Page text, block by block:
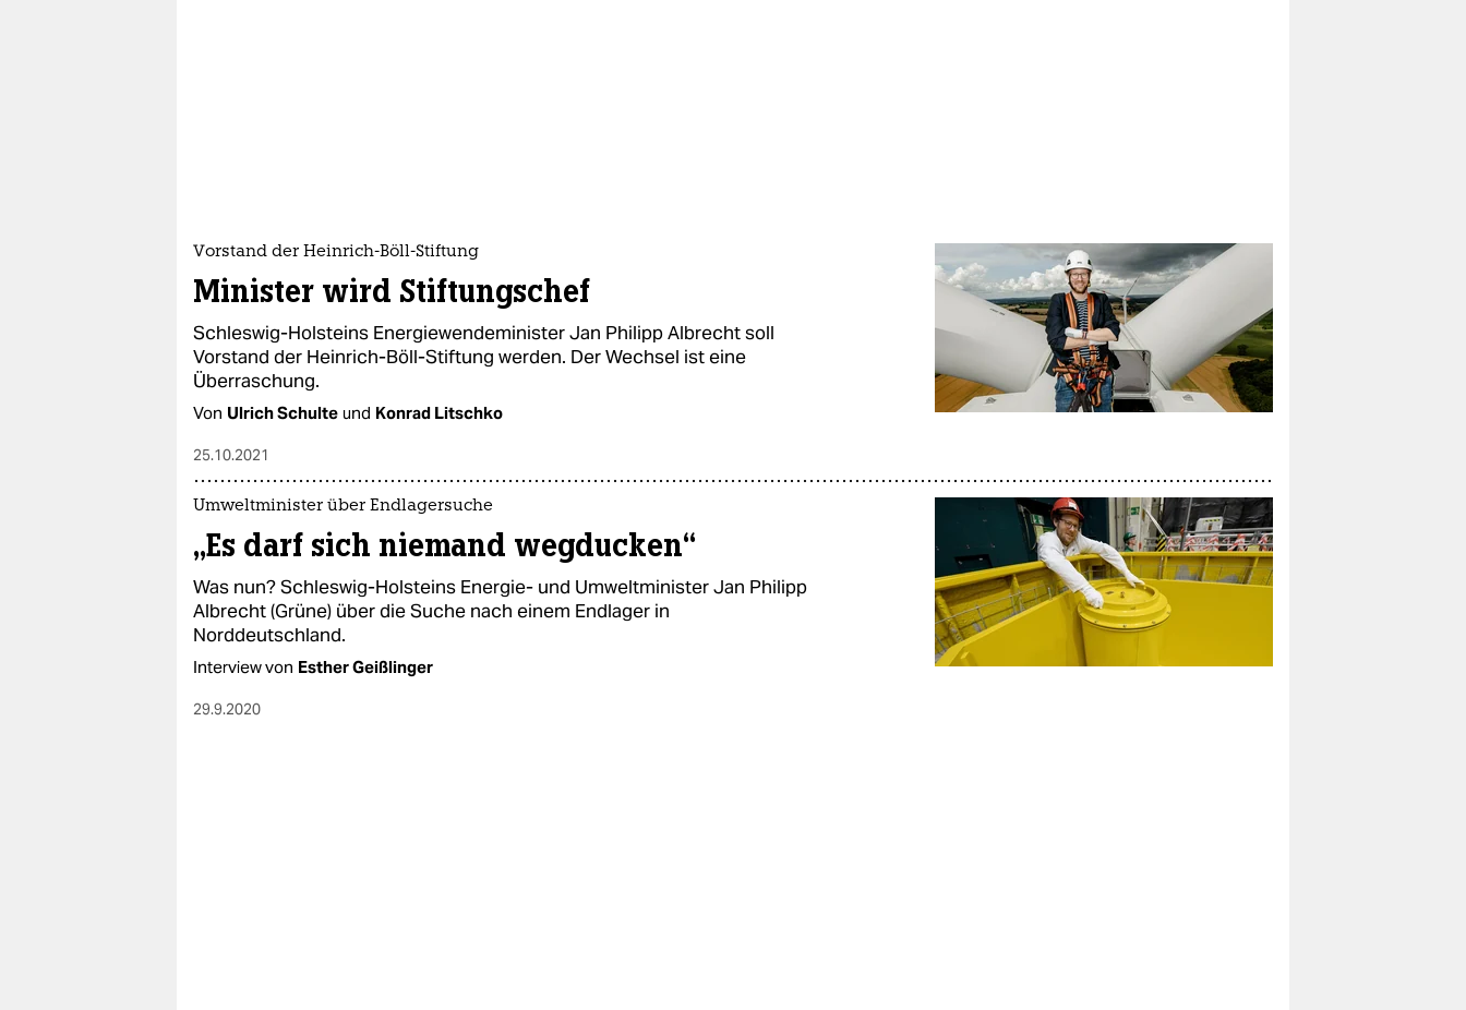
Vorstand der Heinrich-Böll-Stiftung
Minister wird Stiftungschef
Schleswig-Holsteins Energiewendeminister Jan Philipp Albrecht soll
Vorstand der Heinrich-Böll-Stiftung werden. Der Wechsel ist eine
Überraschung.
Von Ulrich Schulte und Konrad Litschko
25.10.2021
Umweltminister über Endlagersuche
„Es darf sich niemand wegducken“
Was nun? Schleswig-Holsteins Energie- und Umweltminister Jan Philipp
Albrecht (Grüne) über die Suche nach einem Endlager in
Norddeutschland.
Interview von Esther Geißlinger
29.9.2020